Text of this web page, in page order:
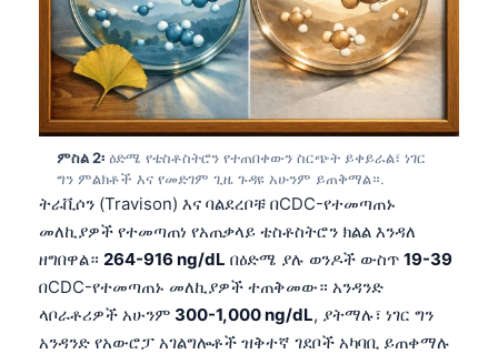
ምስል 2፡ ዕድሜ የቴስቶስትሮን የተጠበቀውን ስርጭት ይቀይራል፣ ነገር
ግን ምልክቶች እና የመድገም ጊዜ ጉዳዩ አሁንም ይጠቅማል።.
ትራቪሶን (Travison) እና ባልደረቦቹ በCDC-የተመጣጠኑ
መለኪያዎች የተመጣጠነ የአጠቃላይ ቴስቶስትሮን ክልል እንዳለ
ዘግበዋል። 264-916 ng/dL በዕድሜ ያሉ ወንዶች ውስጥ 19-39
በCDC-የተመጣጠኑ መለኪያዎች ተጠቅመው። አንዳንድ
ላቦራቶሪዎች አሁንም 300-1,000 ng/dL, ያትማሉ፣ ነገር ግን
አንዳንድ የአውሮፓ አገልግሎቶች ዝቅተኛ ገደቦች አካባቢ ይጠቀማሉ